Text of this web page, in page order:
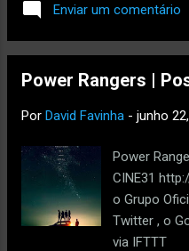
alienígena -
roubar os
essa
larga o
os
Enviar um comentário
Power Rangers |
Por David Favinha - junho
Power
CINE31
o Grupo
Twitter , o
via IFTTT